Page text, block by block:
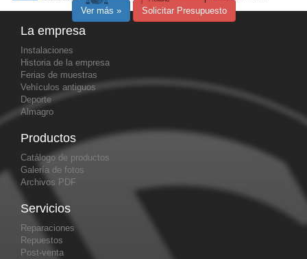
Ver más » Solicitar Presupuesto
La empresa
Instalaciones
Historia de la empresa
Ferias de muestras
Vehículos antiguos
Deporte
Almagro
Productos
Catálogo de productos
Galería de fotos
Archivos PDF
Servicios
Reparaciones
Repuestos
Post-venta